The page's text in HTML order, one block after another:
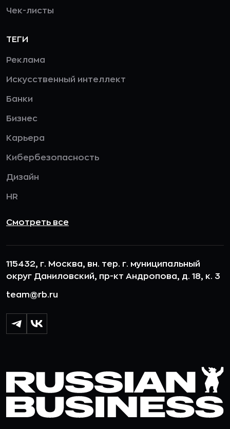
Чек-листы
ТЕГИ
Реклама
Искусственный интеллект
Банки
Бизнес
Карьера
Кибербезопасность
Дизайн
HR
Смотреть все
115432, г. Москва, вн. тер. г. муниципальный
округ Даниловский, пр-кт Андропова, д. 18, к. 3
team@rb.ru